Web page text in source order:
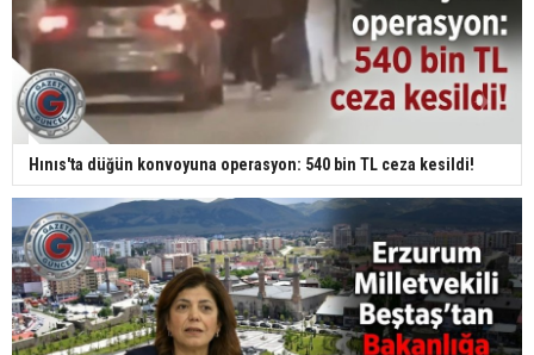
Hınıs'ta düğün konvoyuna operasyon: 540 bin TL ceza kesildi!